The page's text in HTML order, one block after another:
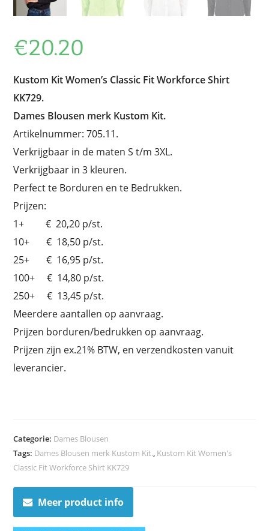
€20.20
Kustom Kit Women’s Classic Fit Workforce Shirt
KK729.
Dames Blousen merk Kustom Kit.
Artikelnummer: 705.11.
Verkrijgbaar in de maten S t/m 3XL.
Verkrijgbaar in 3 kleuren.
Perfect te Borduren en te Bedrukken.
Prijzen:
1+ € 20,20 p/st.
10+ € 18,50 p/st.
25+ € 16,95 p/st.
100+ € 14,80 p/st.
250+ € 13,45 p/st.
Meerdere aantallen op aanvraag.
Prijzen borduren/bedrukken op aanvraag.
Prijzen zijn ex.21% BTW, en verzendkosten vanuit
leverancier.
Categorie: Dames Blousen
Tags: Dames Blousen merk Kustom Kit., Kustom Kit Women's
Classic Fit Workforce Shirt KK729
Meer product info